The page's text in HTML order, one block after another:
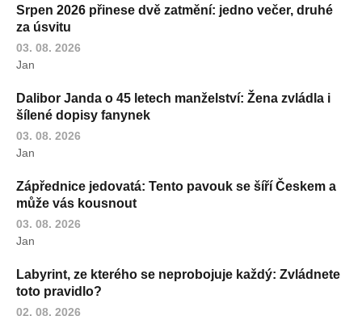
Srpen 2026 přinese dvě zatmění: jedno večer, druhé
za úsvitu
03. 08. 2026
Jan
Dalibor Janda o 45 letech manželství: Žena zvládla i
šílené dopisy fanynek
03. 08. 2026
Jan
Zápřednice jedovatá: Tento pavouk se šíří Českem a
může vás kousnout
03. 08. 2026
Jan
Labyrint, ze kterého se neprobojuje každý: Zvládnete
toto pravidlo?
02. 08. 2026